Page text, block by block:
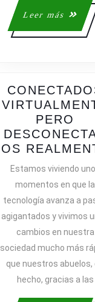
Leer más
más
PERO
OS
Estamos viviendo
momentos en que la
tecnología avanza a
agigantados y vivimos
cambios en nuestra
sociedad mucho más
que nuestros abuelos,
hecho, gracias a las